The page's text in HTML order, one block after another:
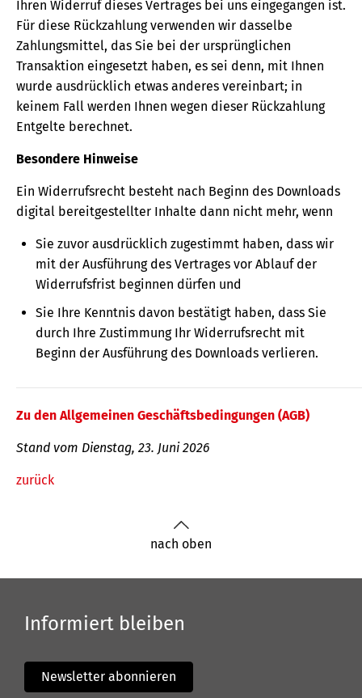
Ihren Widerruf dieses Vertrages bei uns eingegangen ist.
Für diese Rückzahlung verwenden wir dasselbe
Zahlungsmittel, das Sie bei der ursprünglichen
Transaktion eingesetzt haben, es sei denn, mit Ihnen
wurde ausdrücklich etwas anderes vereinbart; in
keinem Fall werden Ihnen wegen dieser Rückzahlung
Entgelte berechnet.
Besondere Hinweise
Ein Widerrufsrecht besteht nach Beginn des Downloads
digital bereitgestellter Inhalte dann nicht mehr, wenn
Sie zuvor ausdrücklich zugestimmt haben, dass wir
mit der Ausführung des Vertrages vor Ablauf der
Widerrufsfrist beginnen dürfen und
Sie Ihre Kenntnis davon bestätigt haben, dass Sie
durch Ihre Zustimmung Ihr Widerrufsrecht mit
Beginn der Ausführung des Downloads verlieren.
Zu den Allgemeinen Geschäftsbedingungen (AGB)
Stand vom Dienstag, 23. Juni 2026
zurück
nach oben
Informiert bleiben
Newsletter abonnieren